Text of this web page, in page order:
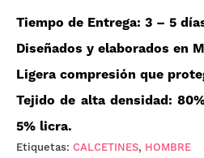
Tiempo de Entrega: 3 – 5
Diseñados y elaborados en
Ligera compresión que
Tejido de alta densidad:
5% licra.
Etiquetas: CALCETINES, HOMBRE